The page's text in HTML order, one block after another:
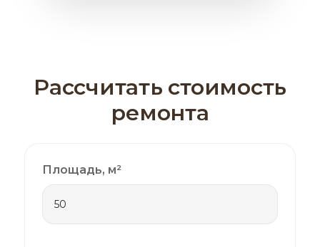
Рассчитать стоимость
ремонта
Площадь, м²